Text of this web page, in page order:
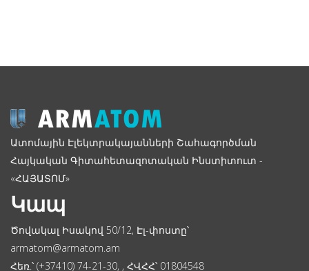
Ատոմային Էլեկտրակայանների Շահագործման
Հայկական Գիտահետազոտական Ինստիտուտ -
«ՀԱՅԱՏՈՄ»
Կապ
Ծովակալ Իսակով 50/12, Էլ-փոստը՝
armatom@armatom.am
Հեռ.՝ (+37410) 74-21-30, , ՀՎՀՀ՝ 01804548